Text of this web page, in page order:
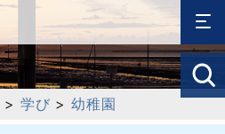
>学び >幼稚園